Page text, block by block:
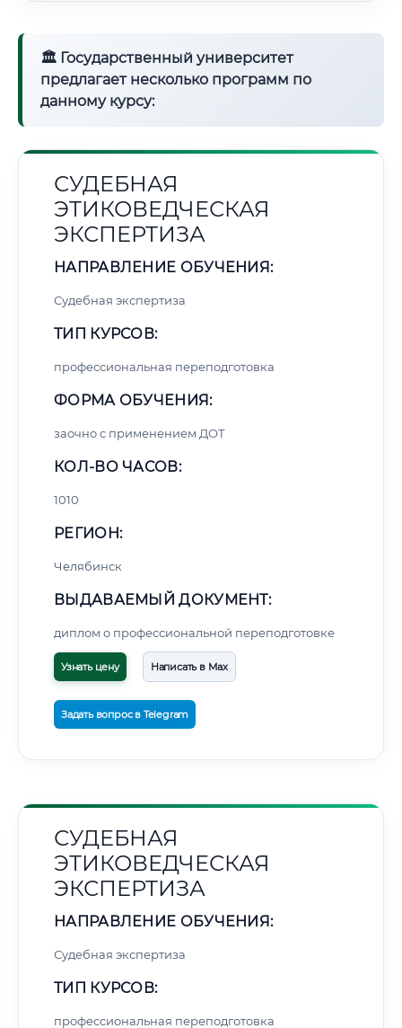
🏛 Государственный университет
предлагает несколько программ по
данному курсу:
СУДЕБНАЯ
ЭТИКОВЕДЧЕСКАЯ
ЭКСПЕРТИЗА
НАПРАВЛЕНИЕ ОБУЧЕНИЯ:
Судебная экспертиза
ТИП КУРСОВ:
профессиональная переподготовка
ФОРМА ОБУЧЕНИЯ:
заочно с применением ДОТ
КОЛ-ВО ЧАСОВ:
1010
РЕГИОН:
Челябинск
ВЫДАВАЕМЫЙ ДОКУМЕНТ:
диплом о профессиональной переподготовке
Узнать цену Написать в Max
Задать вопрос в Telegram
СУДЕБНАЯ
ЭТИКОВЕДЧЕСКАЯ
ЭКСПЕРТИЗА
НАПРАВЛЕНИЕ ОБУЧЕНИЯ:
Судебная экспертиза
ТИП КУРСОВ:
профессиональная переподготовка